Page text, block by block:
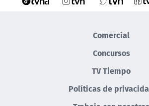
Comercial
Concursos
TV Tiempo
Políticas de